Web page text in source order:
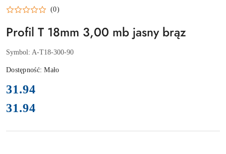
GTV
(0)
Profil T 18mm 3,00 mb jasny brąz
Symbol: A-T18-300-90
Dostępność:Mało
cena:
31.94
Cena:
31.94